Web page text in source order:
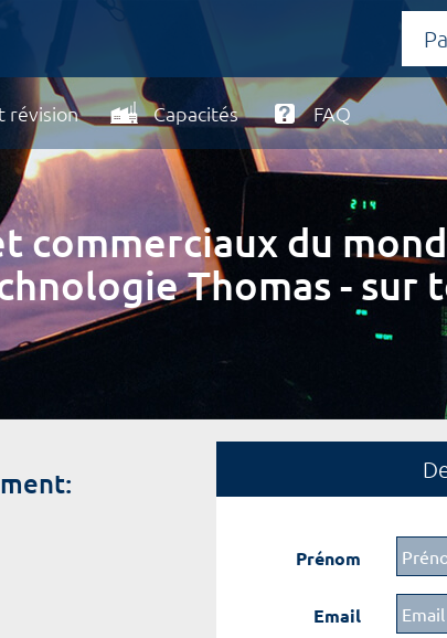
révision Capacités FAQ
commerciaux du
Thomas - sur
Prénom
Email